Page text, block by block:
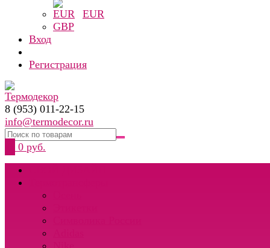
EUR
GBP
Вход
Регистрация
8 (953) 011-22-15
info@termodecor.ru
0 руб.